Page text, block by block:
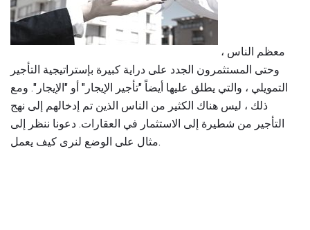
وحتى المستثمرون الجدد على دراية كبيرة بإستراتيجية التأجير
التمويلي ، والتي يطلق عليها أيضاً "تأجير الإيجار" أو "الإيجار". ومع
ذلك ، ليس هناك الكثير من الناس الذين تم إدخالهم إلى نهج
التأجير من شطيرة إلى الاستثمار في العقارات. دعونا ننظر إلى
مثال على الوضع لنرى كيف يعمل.